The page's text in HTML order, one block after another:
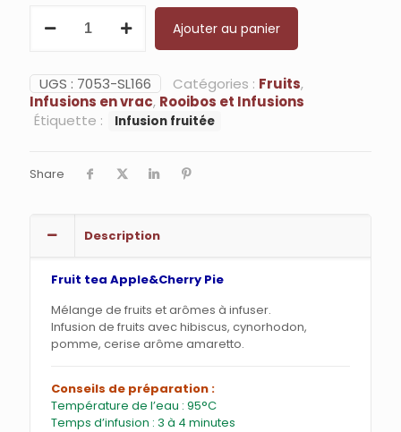
Cherry
Pie
-
Infusion
Ajouter au panier
UGS : 7053-SL166 Catégories : Fruits,
Infusions en vrac, Rooibos et Infusions
Étiquette :
Infusion fruitée
Share
Description
Fruit tea Apple&Cherry Pie
Mélange de fruits et arômes à infuser.
Infusion de fruits avec hibiscus, cynorhodon,
pomme, cerise arôme amaretto.
Conseils de préparation :
Température de l’eau : 95°C
Temps d’infusion : 3 à 4 minutes